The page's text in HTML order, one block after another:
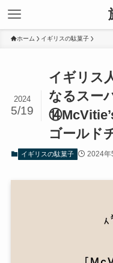
ホーム イギリスの駄菓子
イギリス
なるスー
ゴールド
2024
5/19
イギリスの駄菓子 2024年